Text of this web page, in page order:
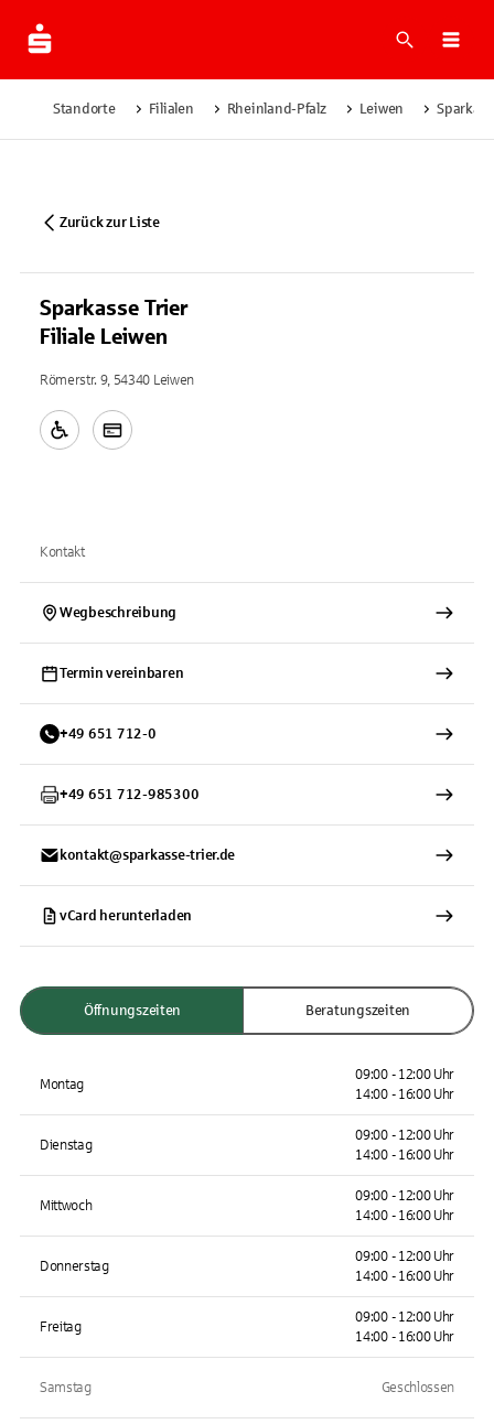
Suche
Standorte Filialen Rheinland-Pfalz Leiwen
Zurück zur Liste
Sparkasse Trier
Filiale Leiwen
Römerstr. 9, 54340 Leiwen
Kontakt
Wegbeschreibung
Termin vereinbaren
+49 651 712-0
+49 651 712-985300
kontakt@sparkasse-trier.de
vCard herunterladen
Öffnungszeiten Beratungszeiten
Montag
09:00 - 12:00 Uhr
14:00 - 16:00 Uhr
Dienstag
09:00 - 12:00 Uhr
14:00 - 16:00 Uhr
Mittwoch
09:00 - 12:00 Uhr
14:00 - 16:00 Uhr
Donnerstag
09:00 - 12:00 Uhr
14:00 - 16:00 Uhr
Freitag
09:00 - 12:00 Uhr
14:00 - 16:00 Uhr
Samstag Geschlossen